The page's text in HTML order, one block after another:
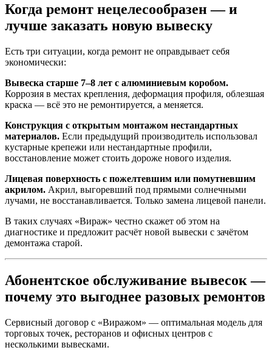
Когда ремонт нецелесообразен — и
лучше заказать новую вывеску
Есть три ситуации, когда ремонт не оправдывает себя
экономически:
Вывеска старше 7–8 лет с алюминиевым коробом.
Коррозия в местах крепления, деформация профиля, облезшая
краска — всё это не ремонтируется, а меняется.
Конструкция с открытым монтажом нестандартных
материалов. Если предыдущий производитель использовал
кустарные крепежи или нестандартные профили,
восстановление может стоить дороже нового изделия.
Лицевая поверхность с пожелтевшим или помутневшим
акрилом. Акрил, выгоревший под прямыми солнечными
лучами, не восстанавливается. Только замена лицевой панели.
В таких случаях «Вираж» честно скажет об этом на
диагностике и предложит расчёт новой вывески с зачётом
демонтажа старой.
Абонентское обслуживание вывесок —
почему это выгоднее разовых ремонтов
Сервисный договор с «Виражом» — оптимальная модель для
торговых точек, ресторанов и офисных центров с
несколькими вывесками.